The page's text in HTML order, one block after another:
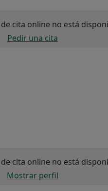
de cita online no está
Pedir una cita
de cita online no está
Mostrar perfil